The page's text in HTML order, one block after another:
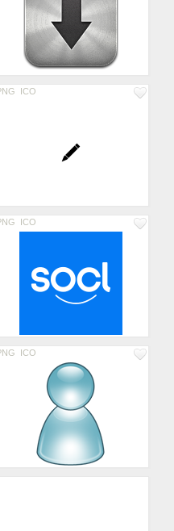
ICO
ICO
ICO